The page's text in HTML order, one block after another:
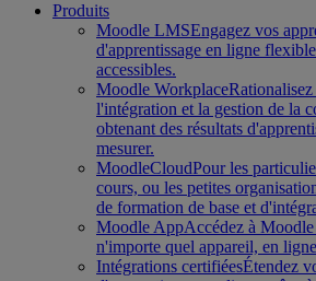
Produits
Moodle LMSEngagez vos
d'apprentissage en ligne
accessibles.
Moodle Workplace
l'intégration et la gestion de la
obtenant des résultats
mesurer.
MoodleCloudPour les
cours, ou les petites
de formation de base et
Moodle AppAccédez à
n'importe quel appareil, en
Intégrations certifiéesÉtendez